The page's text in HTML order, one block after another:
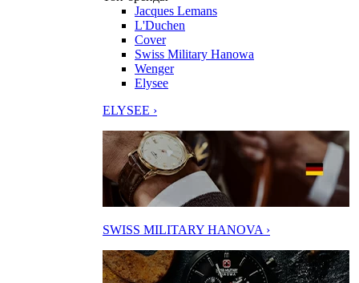
Jacques Lemans
L'Duchen
Cover
Swiss Military Hanowa
Wenger
Elysee
ELYSEE ›
SWISS MILITARY HANOVA ›